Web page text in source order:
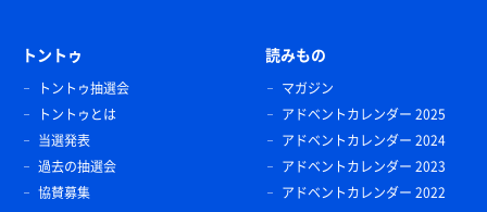
トントゥ
トントゥ抽選会
トントゥとは
当選発表
過去の抽選会
協賛募集
読みもの
マガジン
アドベントカレンダー 2025
アドベントカレンダー 2024
アドベントカレンダー 2023
アドベントカレンダー 2022